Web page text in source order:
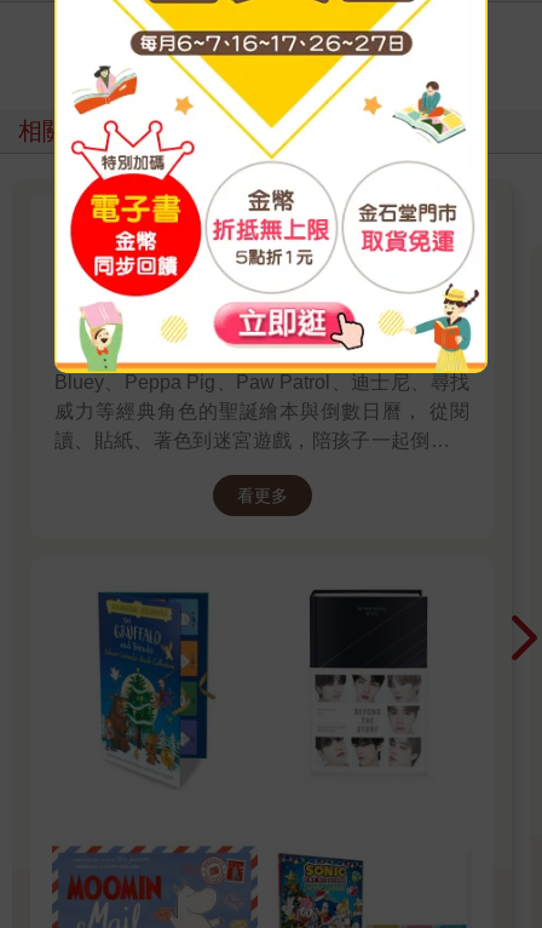
寫評價
相關主題
2025聖誕閱讀村：Christmas
Storytime Wonderland
Christmas Storytime Wonderland 今年聖誕節，
讓故事、色彩與想像力成為最棒的禮物！ 精選
Bluey、Peppa Pig、Paw Patrol、迪士尼、尋找
威力等經典角色的聖誕繪本與倒數日曆， 從閱
讀、貼紙、著色到迷宮遊戲，陪孩子一起倒數歡
滿的驚喜與節慶溫度， Read it, Play it, Feel the
看更多